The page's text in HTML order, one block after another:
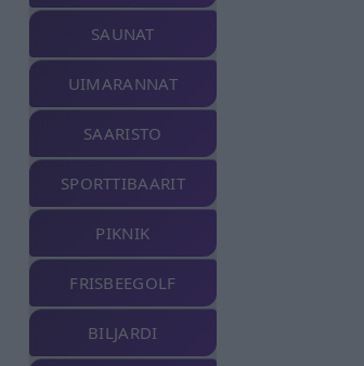
SAUNAT
UIMARANNAT
SAARISTO
SPORTTIBAARIT
PIKNIK
FRISBEEGOLF
BILJARDI